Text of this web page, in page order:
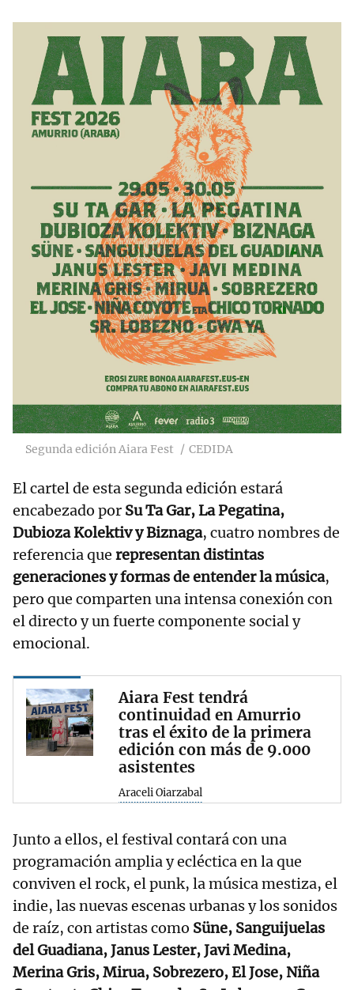
Segunda edición Aiara Fest CEDIDA
El cartel de esta segunda edición estará
encabezado por Su Ta Gar, La Pegatina,
Dubioza Kolektiv y Biznaga, cuatro nombres de
referencia que representan distintas
generaciones y formas de entender la música,
pero que comparten una intensa conexión con
el directo y un fuerte componente social y
emocional.
Aiara Fest tendrá
continuidad en Amurrio
tras el éxito de la primera
edición con más de 9.000
asistentes
Araceli Oiarzabal
Junto a ellos, el festival contará con una
programación amplia y ecléctica en la que
conviven el rock, el punk, la música mestiza, el
indie, las nuevas escenas urbanas y los sonidos
de raíz, con artistas como Süne, Sanguijuelas
del Guadiana, Janus Lester, Javi Medina,
Merina Gris, Mirua, Sobrezero, El Jose, Niña